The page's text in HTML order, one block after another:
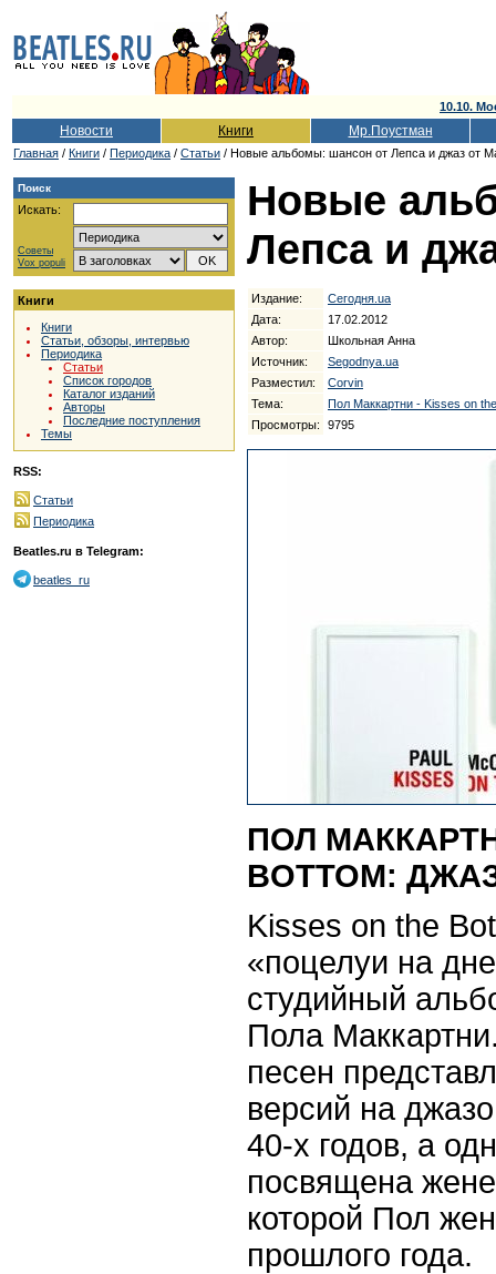
10.10.
Новости Книги Мр.Поустман
Главная / Книги / Периодика / Статьи / Новые альбомы: шансон от Лепса и джаз от
Поиск
Искать:
Советы
Vox populi
Книги
Книги
Статьи, обзоры, интервью
Периодика
Статьи
Список городов
Каталог изданий
Авторы
Последние поступления
Темы
RSS:
Статьи
Периодика
Beatles.ru в Telegram:
beatles_ru
Новые
Лепса и
Издание:
Сегодня.ua
Дата:
17.02.2012
Автор:
Школьная Анна
Источник:
Segodnya.ua
Разместил:
Corvin
Тема:
Пол Маккартни - Kisses on
Просмотры:
9795
ПОЛ
BOTTOM:
Kisses on the
«поцелуи на
студийный
Пола
песен
версий на
40-х годов, а
посвящена
которой Пол
прошлого года.